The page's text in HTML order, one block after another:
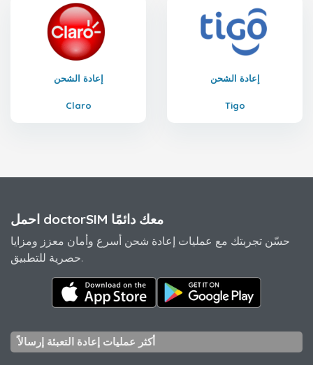
إعادة الشحن
Claro
إعادة الشحن
Tigo
احمل doctorSIM معك دائمًا
حسّن تجربتك مع عمليات إعادة شحن أسرع وأمان معزز ومزايا
حصرية للتطبيق.
أكثر عمليات إعادة التعبئة إرسالاً